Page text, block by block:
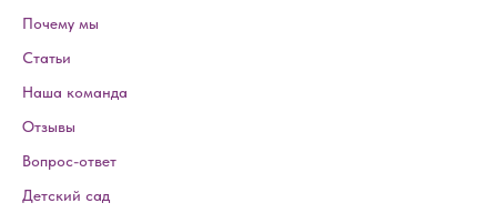
Почему мы
Статьи
Наша команда
Отзывы
Детский сад
Вопрос-ответ